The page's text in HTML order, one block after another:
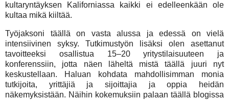
kultaryntäyksen Kaliforniassa kaikki ei edelleenkään ole
kultaa mikä kiiltää.
Työjaksoni täällä on vasta alussa ja edessä on vielä
intensiivinen syksy. Tutkimustyön lisäksi olen asettanut
tavoitteeksi osallistua 15–20 yritystilaisuuteen ja
konferenssiin, jotta näen läheltä mistä täällä juuri nyt
keskustellaan. Haluan kohdata mahdollisimman monia
tutkijoita, yrittäjiä ja sijoittajia ja oppia heidän
näkemyksistään. Näihin kokemuksiin palaan täällä blogissa